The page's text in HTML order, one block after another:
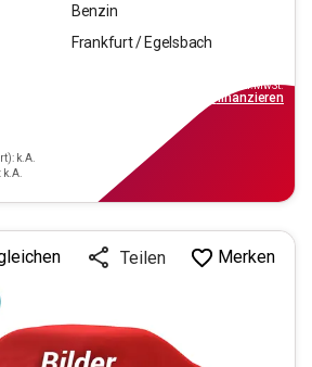
Benzin
Frankfurt / Egelsbach
k.A.
inkl.MwSt.
finanzieren
Teilen Merken